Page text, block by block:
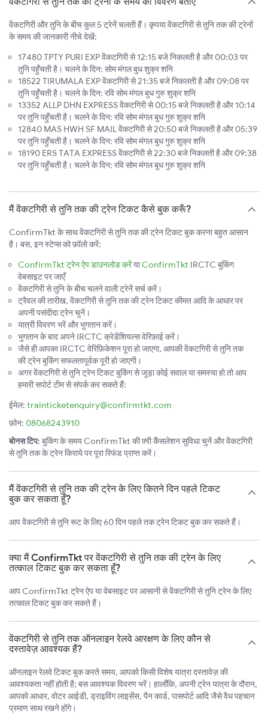
वेंकटगिरी और तुनि के बीच कुल 5 ट्रेनें चलती हैं। कृपया वेंकटगिरी से तुनि तक की ट्रेनों
के समय की जानकारी नीचे देखें:
17480 TPTY PURI EXP वेंकटगिरी से 12:15 बजे निकलती है और 00:03 पर
तुनि पहुँचती है। चलने के दिन: सोम मंगल बुध शुक्र शनि
18522 TIRUMALA EXP वेंकटगिरी से 21:35 बजे निकलती है और 09:08 पर
तुनि पहुँचती है। चलने के दिन: रवि सोम मंगल बुध गुरु शुक्र शनि
13352 ALLP DHN EXPRESS वेंकटगिरी से 00:15 बजे निकलती है और 10:14
पर तुनि पहुँचती है। चलने के दिन: रवि सोम मंगल बुध गुरु शुक्र शनि
12840 MAS HWH SF MAIL वेंकटगिरी से 20:50 बजे निकलती है और 05:39
पर तुनि पहुँचती है। चलने के दिन: रवि सोम मंगल बुध गुरु शुक्र शनि
18190 ERS TATA EXPRESS वेंकटगिरी से 22:30 बजे निकलती है और 09:38
पर तुनि पहुँचती है। चलने के दिन: रवि सोम मंगल बुध गुरु शुक्र शनि
मैं वेंकटगिरी से तुनि तक की ट्रेन टिकट कैसे बुक करूँ?
ConfirmTkt के साथ वेंकटगिरी से तुनि तक की ट्रेन टिकट बुक करना बहुत आसान
है। बस, इन स्टेप्स को फ़ॉलो करें:
ConfirmTkt ट्रेन ऐप डाउनलोड करेंयाConfirmTkt IRCTC बुकिंग
वेबसाइट पर जाएँ
वेंकटगिरी से तुनि के बीच चलने वाली ट्रेनें सर्च करें।
ट्रैवल की तारीख, वेंकटगिरी से तुनि तक की ट्रेन टिकट कीमत आदि के आधार पर
अपनी पसंदीदा ट्रेन चुनें।
यात्री विवरण भरें और भुगतान करें।
भुगतान के बाद अपने IRCTC क्रेडेंशियल्स वेरिफ़ाई करें।
जैसे ही आपका IRCTC वेरिफ़िकेशन पूरा हो जाएगा, आपकी वेंकटगिरी से तुनि तक
की ट्रेन बुकिंग सफलतापूर्वक पूरी हो जाएगी।
अगर वेंकटगिरी से तुनि ट्रेन टिकट बुकिंग से जुड़ा कोई सवाल या समस्या हो तो आप
हमारी सपोर्ट टीम से संपर्क कर सकते हैं:
ईमेल: trainticketenquiry@confirmtkt.com
फ़ोन: 08068243910
बोनस टिप: बुकिंग के समय ConfirmTkt की फ़्री कैंसलेशन सुविधा चुनें और वेंकटगिरी
से तुनि तक के ट्रेन किराये पर पूरा रिफंड प्राप्त करें।
मैं वेंकटगिरी से तुनि तक की ट्रेन के लिए कितने दिन पहले टिकट
बुक कर सकता हूँ?
आप वेंकटगिरी से तुनि रूट के लिए 60 दिन पहले तक ट्रेन टिकट बुक कर सकते हैं।
क्या मैं ConfirmTkt पर वेंकटगिरी से तुनि तक की ट्रेन के लिए
तत्काल टिकट बुक कर सकता हूँ?
आप ConfirmTkt ट्रेन ऐप या वेबसाइट पर आसानी से वेंकटगिरी से तुनि ट्रेन के लिए
तत्काल टिकट बुक कर सकते हैं।
वेंकटगिरी से तुनि तक ऑनलाइन रेलवे आरक्षण के लिए कौन से
दस्तावेज़ आवश्यक हैं?
ऑनलाइन रेलवे टिकट बुक करते समय, आपको किसी विशेष यात्रा दस्तावेज़ की
आवश्यकता नहीं होती है; बस आवश्यक विवरण भरें। हालाँकि, अपनी ट्रेन यात्रा के दौरान,
आपको आधार, वोटर आईडी, ड्राइविंग लाइसेंस, पैन कार्ड, पासपोर्ट आदि जैसे वैध पहचान
प्रमाण साथ रखने होंगे।